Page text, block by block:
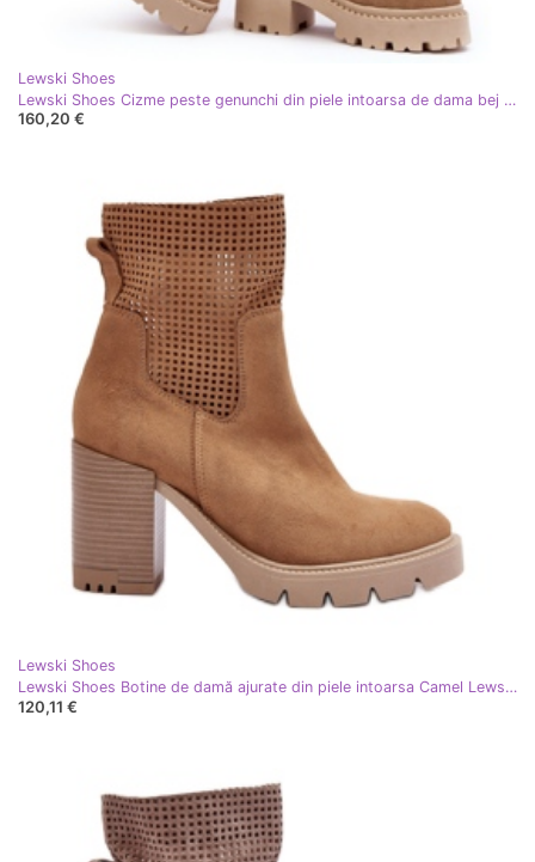
Lewski Shoes
Lewski Shoes Cizme peste genunchi din piele intoarsa de dama bej Lewski 3367
160,20 €
Lewski Shoes
Lewski Shoes Botine de damă ajurate din piele intoarsa Camel Lewski 3386 bej
120,11 €